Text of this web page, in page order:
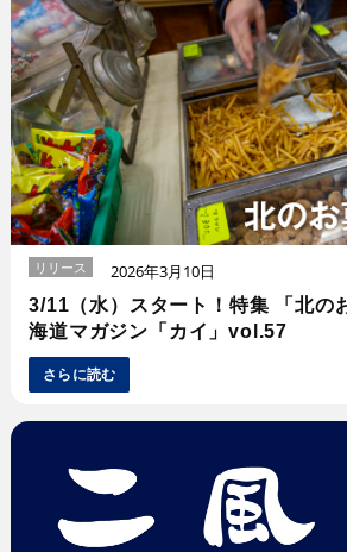
リリース 2026年3月10日
3/11（水）スタート！特集 「北の
海道マガジン「カイ」vol.57
さらに読む